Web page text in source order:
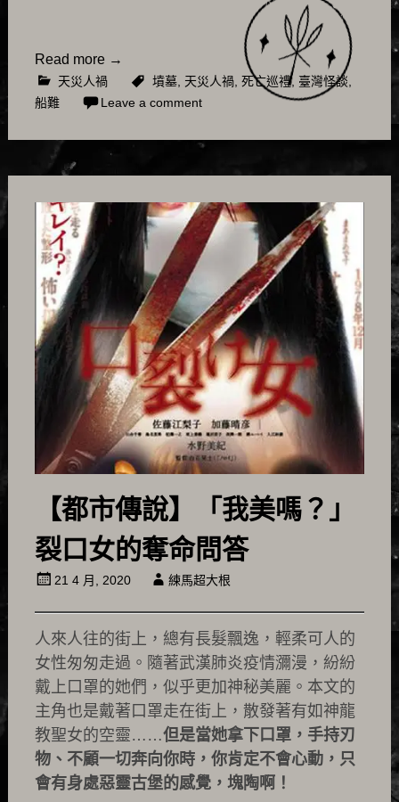
Read more →
天災人禍 墳墓, 天災人禍, 死亡巡禮, 臺灣怪談
船難
Leave a comment
【都市傳說】「我美嗎？」
裂口女的奪命問答
21 4 月, 2020 練馬超大根
人來人往的街上，總有長髮飄逸，輕柔可人的
女性匆匆走過。隨著武漢肺炎疫情瀰漫，紛紛
戴上口罩的她們，似乎更加神秘美麗。本文的
主角也是戴著口罩走在街上，散發著有如神龍
教聖女的空靈……但是當她拿下口罩，手持刃
物、不顧一切奔向你時，你肯定不會心動，只
會有身處惡靈古堡的感覺，塊陶啊！